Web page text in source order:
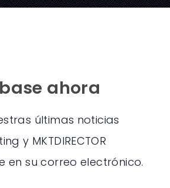
ahora
últimas noticias
y MKTDIRECTOR
en su correo electrónico.